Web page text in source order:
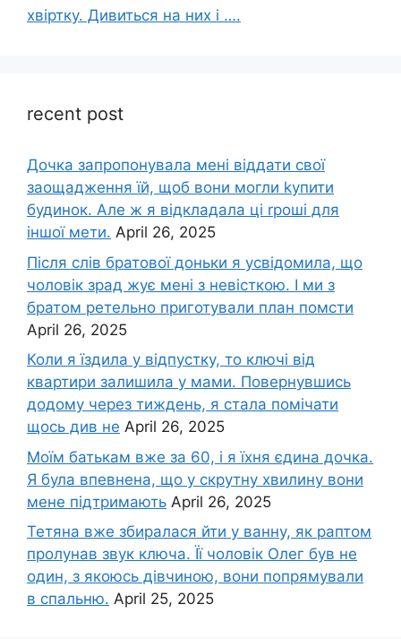
хвіртку. Дивиться на них і ….
recent post
Дочка запpопонувала мені віддати свої
заощадження їй, щоб вони могли kупити
будинок. Але ж я відкладала ці rроші для
іншої мети. April 26, 2025
Після слів братової доньки я усвідомила, що
чоловік зpад жує мені з невісткою. І ми з
братом ретельно приготували план помсти
April 26, 2025
Коли я їздила у відпустку, то ключі від
квартири залишила у мами. Повернувшись
додому через тиждень, я стала помічати
щось див не April 26, 2025
Моїм батькам вже за 60, і я їхня єдина дочка.
Я була впевнена, що у скрутну хвилину вони
мене підтримають April 26, 2025
Тетяна вже збиралася йти у ванну, як раптом
пролунав звук ключа. Її чоловік Олег був не
один, з якоюсь дівчиною, вони попрямували
в спальню. April 25, 2025